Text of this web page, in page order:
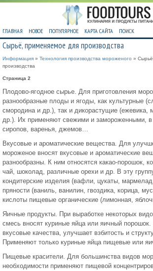
ГЛАВНАЯ НОВОЕ ПОПУЛЯРНОЕ КАРТА САЙТА ПОИСК
Сырьё, применяемое для производства
Информация » Технология производства мороженого »
производства
Страница 2
Плодово-ягодное сырье. Для приготовления
разнообразные плоды и ягоды, как культурные
смородина и др.), так и дикорастущие (ежевика,
др.). Их применяют свежими и замороженными, в
сиропов, варенья, джемов…
Вкусовые и ароматические вещества. Для
мороженое вносят вкусовые и ароматические
разнообразны. К ним относятся какао-порошок,
чай, шоколад, различные орехи и др. В эту
кондитерские изделия (вафли, цукаты,
пряности (ваниль, ванилин, гвоздика, корица,
кислоты пищевые органические (лимонная,
Яичные продукты. При выработке некоторых
смесь вносят куриные яйца или яичный
вкусовые качества, улучшает взбитость и
Применяют только куриные яйца пищевые или
Пищевые красители. Для большинства видов
необходимости применяют пищевой